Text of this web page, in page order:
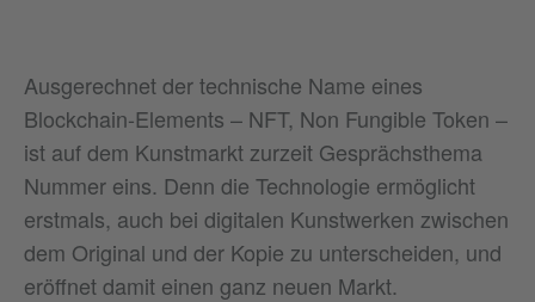
Ausgerechnet der technische Name eines
Blockchain-Elements – NFT, Non Fungible Token –
ist auf dem Kunstmarkt zurzeit Gesprächsthema
Nummer eins. Denn die Technologie ermöglicht
erstmals, auch bei digitalen Kunstwerken zwischen
dem Original und der Kopie zu unterscheiden, und
eröffnet damit einen ganz neuen Markt.